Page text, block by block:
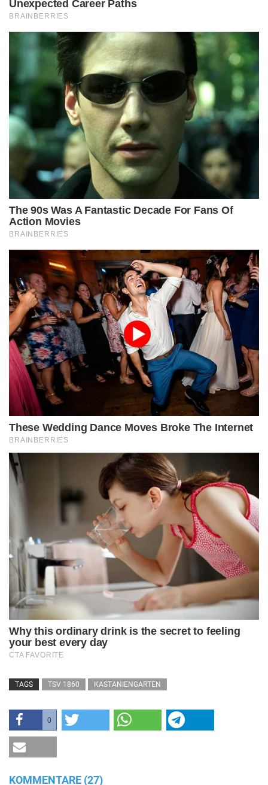
TAGS TSV 1860 KASTANIENGARTEN
0
KOMMENTARE (27)